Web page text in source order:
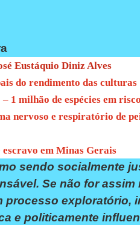
Eustáquio Diniz Alves
do rendimento das culturas
1 milhão de espécies em risco
nervoso e respiratório de
em Minas Gerais
sendo socialmente
Se não for assim
processo exploratório,
e politicamente